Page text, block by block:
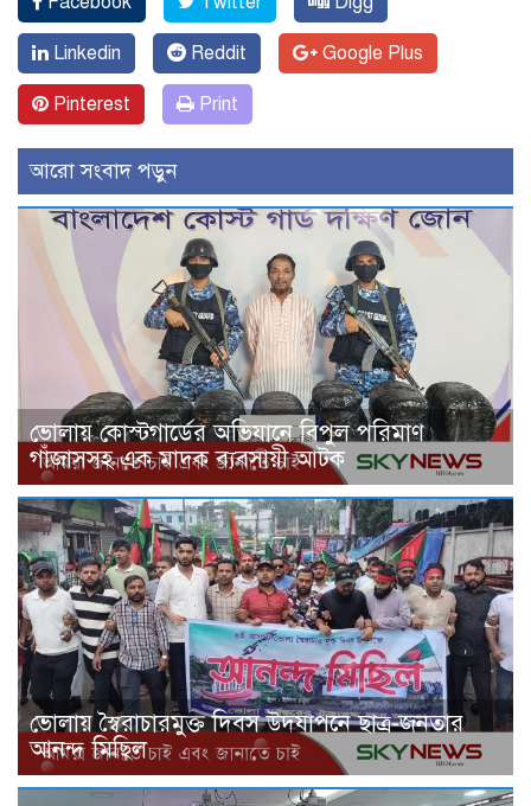
Linkedin Reddit Google Plus
Pinterest Print
আরো সংবাদ পড়ুন
ভোলায় কোস্টগার্ডের অভিযানে বিপুল পরিমাণ
গাঁজাসসহ এক মাদক ব্যবসায়ী আটক
ভোলায় স্বৈরাচারমুক্ত দিবস উদযাপনে ছাত্র-জনতার
আনন্দ মিছিল